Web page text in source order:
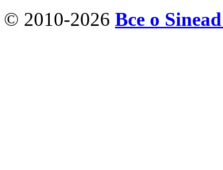
© 2010-2026 Все о